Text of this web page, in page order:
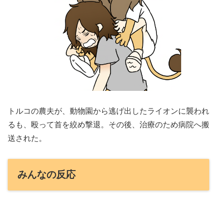
トルコの農夫が、動物園から逃げ出したライオンに襲われ
るも、殴って首を絞め撃退。その後、治療のため病院へ搬
送された。
みんなの反応